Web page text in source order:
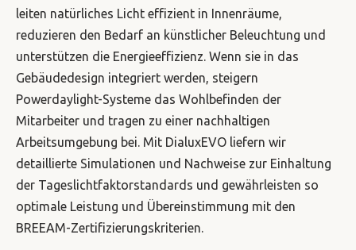
leiten natürliches Licht effizient in Innenräume,
reduzieren den Bedarf an künstlicher Beleuchtung und
unterstützen die Energieeffizienz. Wenn sie in das
Gebäudedesign integriert werden, steigern
Powerdaylight-Systeme das Wohlbefinden der
Mitarbeiter und tragen zu einer nachhaltigen
Arbeitsumgebung bei. Mit DialuxEVO liefern wir
detaillierte Simulationen und Nachweise zur Einhaltung
der Tageslichtfaktorstandards und gewährleisten so
optimale Leistung und Übereinstimmung mit den
BREEAM-Zertifizierungskriterien.